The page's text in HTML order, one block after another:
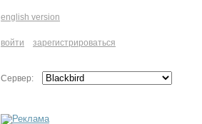
english version
войти зарегистрироваться
Сервер: